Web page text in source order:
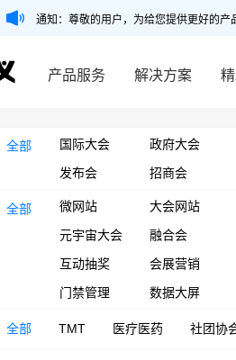
通知：尊敬的用户，为给您提供更好的产
产品服务 解决方案
全部 国际大会 政府大会
发布会
招商会
全部 微网站 大会网站
元宇宙大会
融合会
互动抽奖
会展营销
门禁管理
数据大屏
全部 TMT 医疗医药 社团协